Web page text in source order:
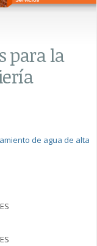
para la
de agua de alta